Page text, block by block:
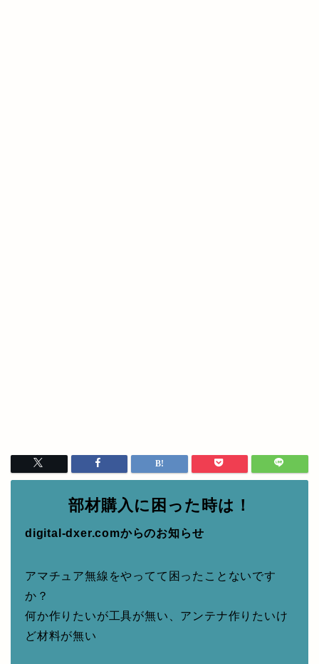
部材購入に困った時は！
digital-dxer.comからのお知らせ
アマチュア無線をやってて困ったことないです
か？
何か作りたいが工具が無い、アンテナ作りたいけ
ど材料が無い